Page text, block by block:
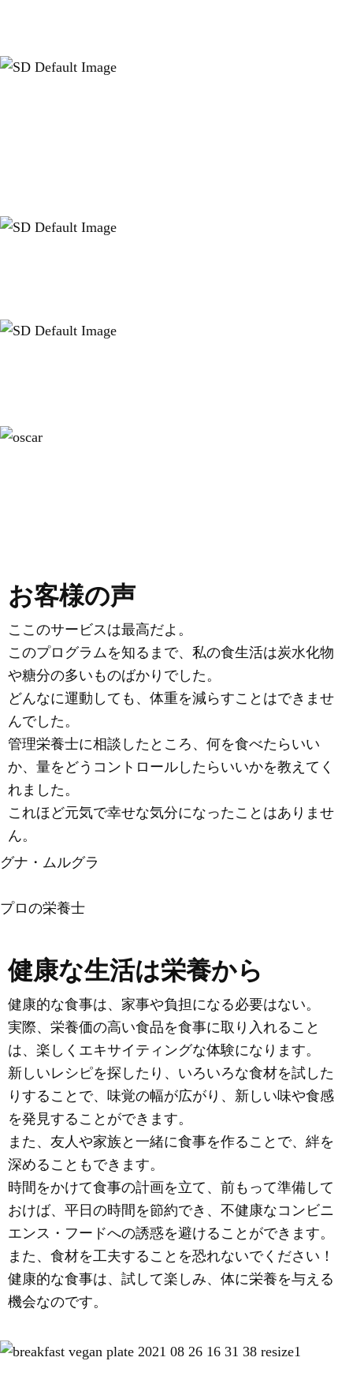
お客様の声
ここのサービスは最高だよ。
このプログラムを知るまで、私の食生活は炭水化物
や糖分の多いものばかりでした。
どんなに運動しても、体重を減らすことはできませ
んでした。
管理栄養士に相談したところ、何を食べたらいい
か、量をどうコントロールしたらいいかを教えてく
れました。
これほど元気で幸せな気分になったことはありませ
ん。
グナ・ムルグラ
プロの栄養士
健康な生活は栄養から
健康的な食事は、家事や負担になる必要はない。
実際、栄養価の高い食品を食事に取り入れること
は、楽しくエキサイティングな体験になります。
新しいレシピを探したり、いろいろな食材を試した
りすることで、味覚の幅が広がり、新しい味や食感
を発見することができます。
また、友人や家族と一緒に食事を作ることで、絆を
深めることもできます。
時間をかけて食事の計画を立て、前もって準備して
おけば、平日の時間を節約でき、不健康なコンビニ
エンス・フードへの誘惑を避けることができます。
また、食材を工夫することを恐れないでください！
健康的な食事は、試して楽しみ、体に栄養を与える
機会なのです。